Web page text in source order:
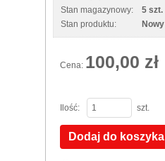
Stan magazynowy:
5 szt.
Stan produktu:
Nowy
Cena: 100,00 zł
Ilość: szt.
Dodaj do koszyka